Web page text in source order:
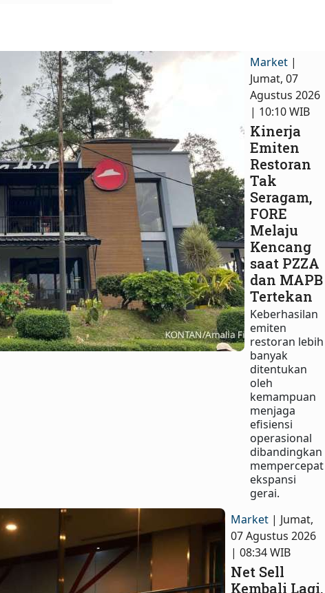
Market |
Jumat, 07
Agustus 2026
| 10:10 WIB
Kinerja
Emiten
Restoran
Tak
Seragam,
FORE
Melaju
Kencang
saat PZZA
dan MAPB
Tertekan
Keberhasilan
emiten
restoran lebih
banyak
ditentukan
oleh
kemampuan
menjaga
efisiensi
operasional
dibandingkan
mempercepat
ekspansi
gerai.
Market | Jumat,
07 Agustus 2026
| 08:34 WIB
Net Sell
Kembali Lagi,